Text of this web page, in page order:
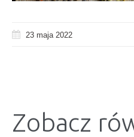
23 maja 2022
Zobacz